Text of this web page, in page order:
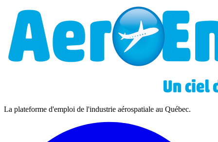
La plateforme d'emploi de l'industrie aérospatiale au Québec.